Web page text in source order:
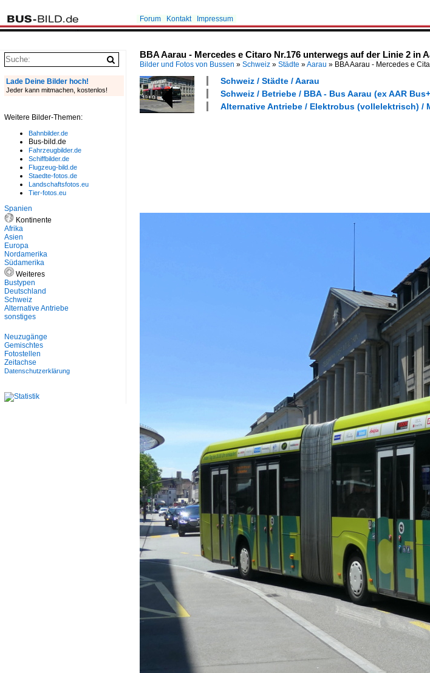
Forum Kontakt Impressum
BBA Aarau - Mercedes e Citaro Nr.176 unterwegs auf der Linie 2 in
Bilder und Fotos von Bussen » Schweiz » Städte »Aarau » BBA Aarau - Mercedes e
Schweiz / Städte / Aarau
Schweiz / Betriebe / BBA - Bus Aarau (ex AAR
Alternative Antriebe / Elektrobus (vollelektrisch) /
Lade Deine Bilder hoch!
Jeder kann mitmachen, kostenlos!
Weitere Bilder-Themen:
Bahnbilder.de
Bus-bild.de
Fahrzeugbilder.de
Schiffbilder.de
Flugzeug-bild.de
Staedte-fotos.de
Landschaftsfotos.eu
Tier-fotos.eu
Spanien
Kontinente
Afrika
Asien
Europa
Nordamerika
Südamerika
Weiteres
Bustypen
Deutschland
Schweiz
Alternative Antriebe
sonstiges
Neuzugänge
Gemischtes
Fotostellen
Zeitachse
Datenschutzerklärung